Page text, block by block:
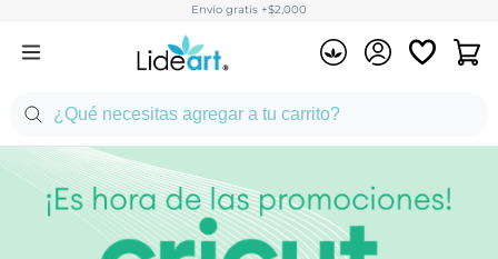
Envío gratis +$2,000